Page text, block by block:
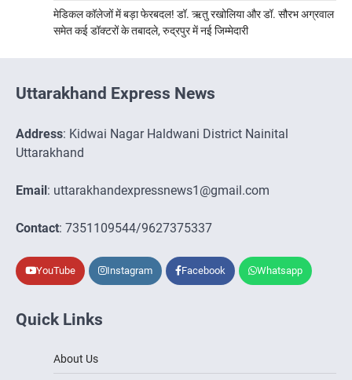
मेडिकल कॉलेजों में बड़ा फेरबदल! डॉ. ऋतु रखोलिया और डॉ. सौरभ अग्रवाल
समेत कई डॉक्टरों के तबादले, रुद्रपुर में नई जिम्मेदारी
Uttarakhand Express News
Address: Kidwai Nagar Haldwani District Nainital
Uttarakhand
Email: uttarakhandexpressnews1@gmail.com
Contact: 7351109544/9627375337
YouTube Instagram Facebook Whatsapp
Quick Links
About Us